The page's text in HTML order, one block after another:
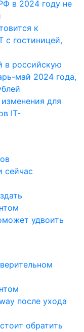
в 2024 году не
к
с гостиницей,
в российскую
май 2024 года,
для
IT-
сейчас
удвоить
после ухода
обратить